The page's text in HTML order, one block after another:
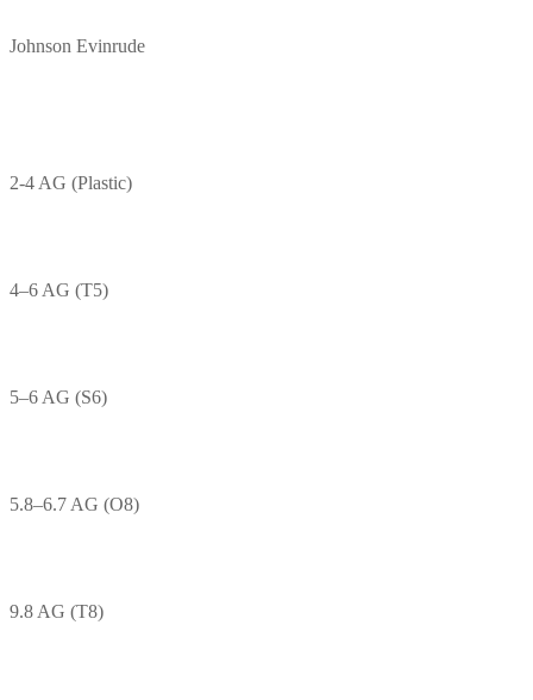
Johnson Evinrude
2-4 AG (Plastic)
4–6 AG (T5)
5–6 AG (S6)
5.8–6.7 AG (O8)
9.8 AG (T8)